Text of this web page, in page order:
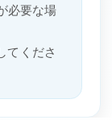
必要な場
てくださ